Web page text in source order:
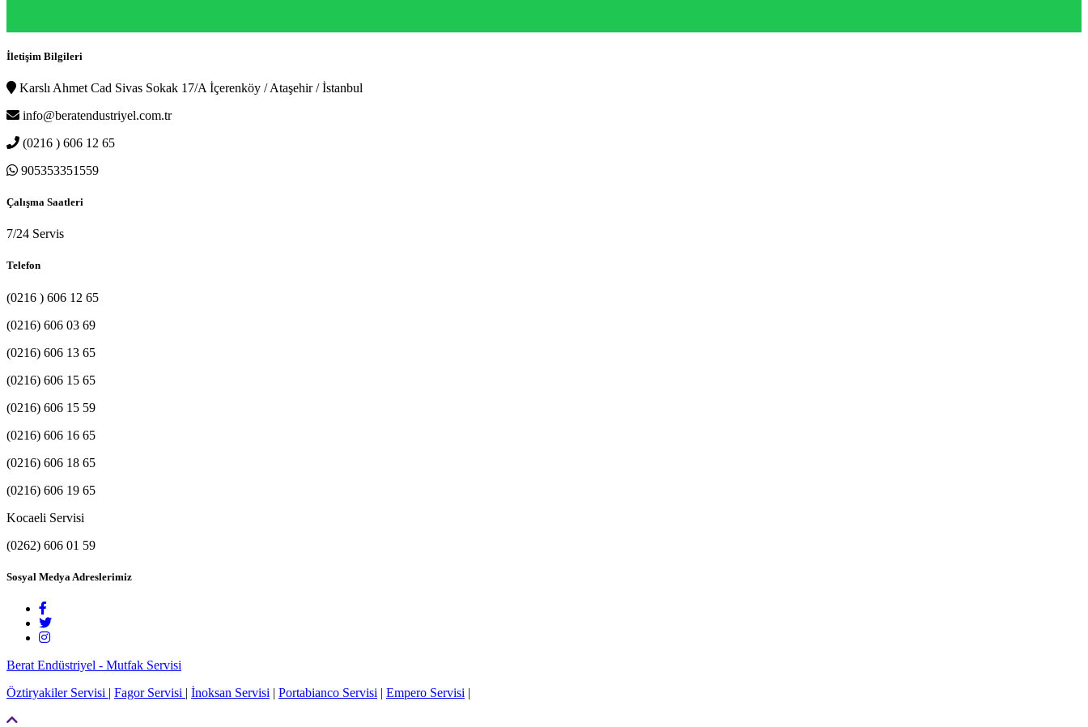
İletişim Bilgileri
Karslı Ahmet Cad Sivas Sokak 17/A İçerenköy / Ataşehir / İstanbul
info@beratendustriyel.com.tr
(0216 ) 606 12 65
905353351559
Çalışma Saatleri
7/24 Servis
Telefon
(0216 ) 606 12 65
(0216) 606 03 69
(0216) 606 13 65
(0216) 606 15 65
(0216) 606 15 59
(0216) 606 16 65
(0216) 606 18 65
(0216) 606 19 65
Kocaeli Servisi
(0262) 606 01 59
Sosyal Medya Adreslerimiz
Berat Endüstriyel - Mutfak Servisi
Öztiryakiler Servisi | Fagor Servisi | İnoksan Servisi | Portabianco Servisi | Empero Servisi |